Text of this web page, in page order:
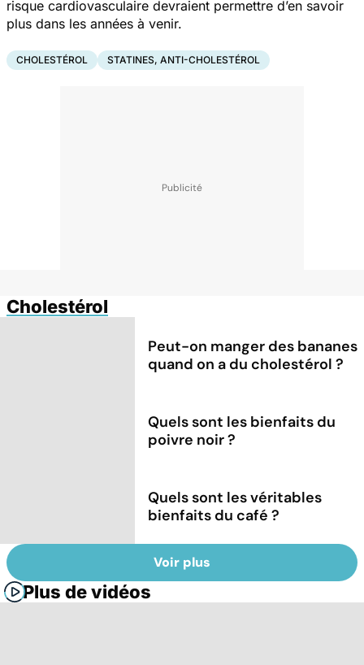
risque cardiovasculaire devraient permettre d’en savoir
plus dans les années à venir.
CHOLESTÉROL STATINES, ANTI-CHOLESTÉROL
Cholestérol
Peut-on manger des bananes
quand on a du cholestérol ?
Quels sont les bienfaits du
poivre noir ?
Quels sont les véritables
bienfaits du café ?
Voir plus
Plus de vidéos